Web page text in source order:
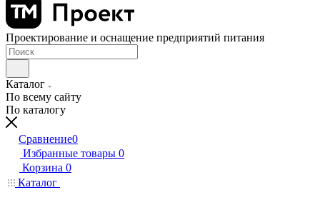
Проектирование и оснащение предприятий питания
Каталог
По всему сайту
По каталогу
Сравнение0
Избранные товары 0
Корзина 0
Каталог